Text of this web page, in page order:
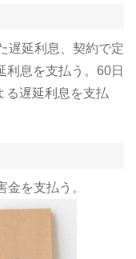
遅延利息、契約で定
利息を支払う。60日
る遅延利息を支払
を支払う。